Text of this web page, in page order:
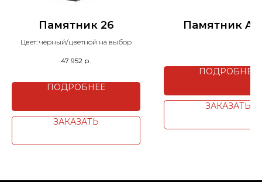
Памятник 26
Цвет: чёрный/цветной на выбор
47 952 р.
ПОДРОБНЕЕ
ЗАКАЗАТЬ
Памятник
ПОДРОБНЕЕ
ЗАКАЗАТЬ